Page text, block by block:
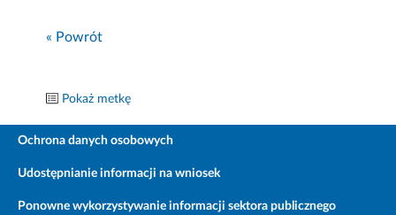
« Powrót
Pokaż metkę
Ochrona danych osobowych
Udostępnianie informacji na wniosek
Ponowne wykorzystywanie informacji sektora publicznego